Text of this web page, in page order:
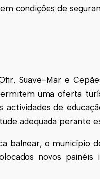
condições de
Suave-Mar e
uma oferta
actividades de
adequada perante
balnear, o município
novos